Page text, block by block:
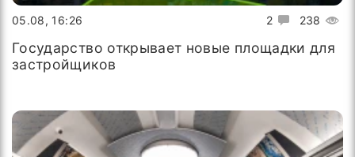
2 238
05.08, 16:26
Государство открывает новые площадки для
застройщиков